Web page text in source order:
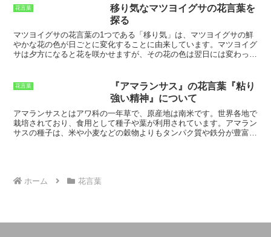
す。その中でも、最もポピュラーな種類
は、リムナンテス・ニゲラです。リムナ
ンテス・ニゲラは、白、黄色、オレン
ジ、ピンク、紫など、さまざまな花色の
花を咲かせる種類です。また、花びらが
大きく、花の形が美しいことから、切花
したりせず、常に謙虚に振る舞います。
謙虚さは、美徳とされ、他者から尊敬さ
れるものです。アベリアは、花言葉が謙
虚なことから、謙虚な人の象徴とされて
います。アベリアは、清楚で可憐な花を
咲かせる植物です。花色は白、ピンク、
す。謙虚さは、人間関係においても重要
な要素です。謙虚な人は、他者を尊重
し、自分の意見を押し付けません。ま
た、謙虚な人は、他者の意見に耳を傾
け、それを受け入れることができます。
謙虚さは、人間関係を円滑にし、良好な
花言葉
移り気なマツヨイグサの花言葉を
探る
マツヨイグサの花言葉の1つである「移り気」は、 マツヨイグサの鮮
やかな花の色が日ごとに変化すること に由来しています。マツヨイグ
サは夕方になると花を咲かせますが、その花の色は翌日には変わって
は、マツヨイグサの花の色の変化が、人の心の移り変わりを連想させ
ることからつけられたと考えられています。マツヨイグサの花は、日
が経つにつれて色を変えるので、人の心も移り変わっていくものだと
いうことを象徴しています。また、マツヨイグサは「移り気」という
花言葉がある一方で、「永遠の愛」という花言葉も持っています。こ
れは、マツヨイグサの花が、夕方の薄明かりの中で美しく咲くことか
花言葉
『アマランサス』の花言葉『粘り
強い精神』について
アマランサスとはアワ科の一年草で、原産地は南米です。世界各地で
栽培されており、食用として種子や葉が利用されています。 アマラン
サスの種子は、米や小麦などの穀物よりもタンパク質や鉄分が豊富
が可能です。
ホーム 花言葉